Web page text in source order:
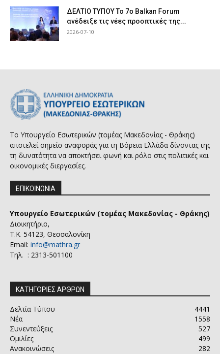
ΔΕΛΤΙΟ ΤΥΠΟΥ Το 7ο Balkan Forum
ανέδειξε τις νέες προοπτικές της...
2026-07-10
Το Υπουργείο Εσωτερικών (τομέας Μακεδονίας - Θράκης)
αποτελεί σημείο αναφοράς για τη Βόρεια Ελλάδα δίνοντας της
τη δυνατότητα να αποκτήσει φωνή και ρόλο στις πολιτικές και
οικονομικές διεργασίες.
ΕΠΙΚΟΙΝΩΝΙΑ
Υπουργείο Εσωτερικών (τομέας Μακεδονίας - Θράκης)
Διοικητήριο,
Τ.Κ. 54123, Θεσσαλονίκη
Email: info@mathra.gr
Τηλ. : 2313-501100
ΚΑΤΗΓΟΡΙΕΣ ΑΡΘΡΩΝ
Δελτία Τύπου
4441
Νέα
1558
Συνεντεύξεις
527
Ομιλίες
499
Ανακοινώσεις
282